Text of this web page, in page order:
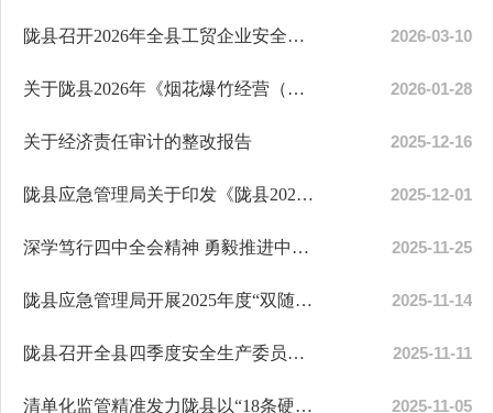
陇县召开2026年全县工贸企业安全生产工作部署会 2026-03-10
关于陇县2026年《烟花爆竹经营（零售）许可证》办理情况通知 2026-01-28
关于经济责任审计的整改报告 2025-12-16
陇县应急管理局关于印发《陇县2026年烟花爆竹经营布点规划》的通知 2025-12-01
深学笃行四中全会精神 勇毅推进中国式现代化——陇县应急管理局开展党的... 2025-11-25
陇县应急管理局开展2025年度“双随机、一公开”联合抽查检查工作 2025-11-14
陇县召开全县四季度安全生产委员会（扩大）会暨秋冬季森林草原防灭火工作会 2025-11-11
清单化监管精准发力陇县以“18条硬措施”筑牢安全防线 2025-11-05